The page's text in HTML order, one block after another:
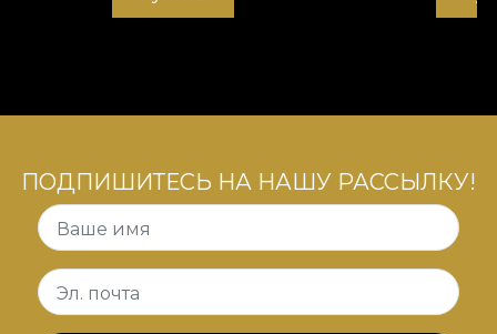
ПОДПИШИТЕСЬ НА НАШУ РАССЫЛКУ!
Ваше имя
Эл. почта